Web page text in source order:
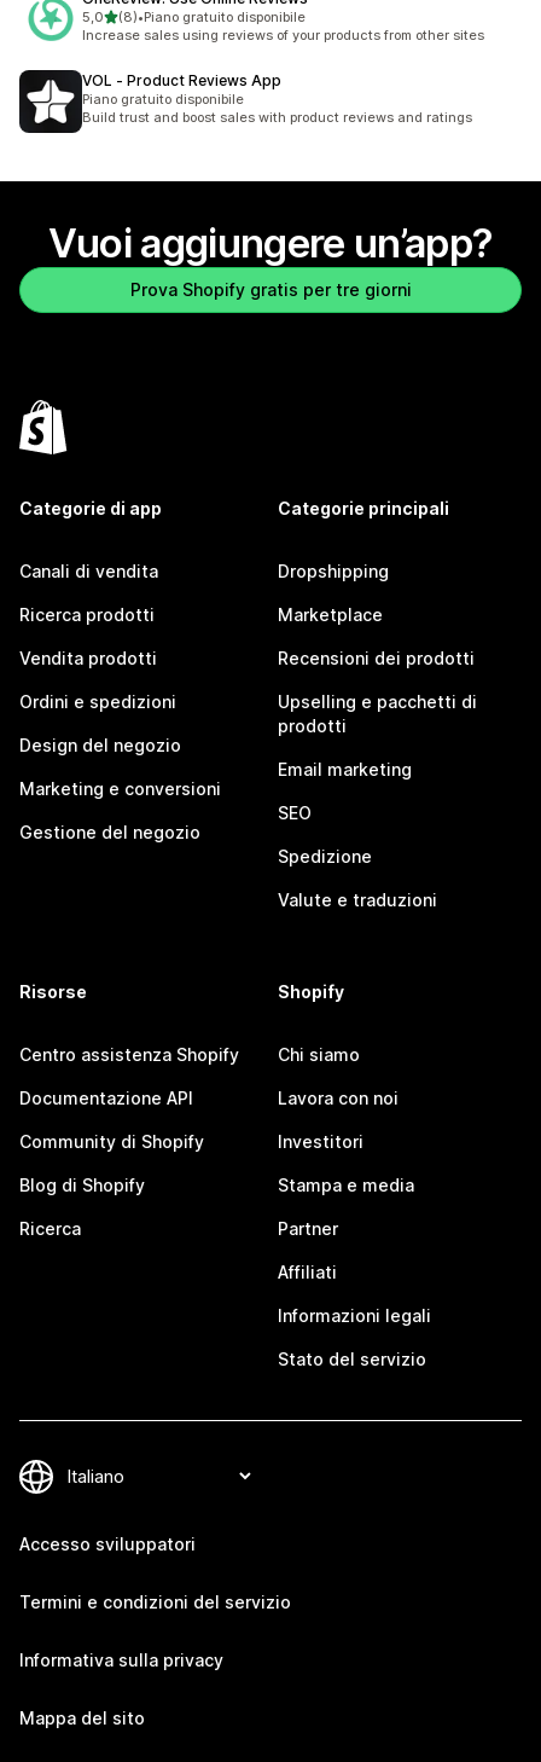
5,0stelle su 5
(8)
8 recensioni totali
•Piano gratuito disponibile
Increase sales using reviews of your products from other sites
VOL ‑ Product Reviews App
Piano gratuito disponibile
Build trust and boost sales with product reviews and ratings
Vuoi aggiungere un’app?
Prova Shopify gratis per tre giorni
Categorie di app
Canali di vendita
Ricerca prodotti
Vendita prodotti
Ordini e spedizioni
Design del negozio
Marketing e conversioni
Gestione del negozio
Categorie principali
Dropshipping
Marketplace
Recensioni dei prodotti
Upselling e pacchetti di
prodotti
Email marketing
SEO
Spedizione
Valute e traduzioni
Risorse
Centro assistenza Shopify
Documentazione API
Community di Shopify
Blog di Shopify
Ricerca
Shopify
Chi siamo
Lavora con noi
Investitori
Stampa e media
Partner
Affiliati
Informazioni legali
Stato del servizio
Accesso sviluppatori
Termini e condizioni del servizio
Informativa sulla privacy
Mappa del sito